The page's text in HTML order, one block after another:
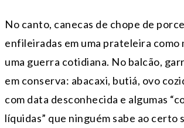
No canto, canecas de chope de
enfileiradas em uma prateleira como
uma guerra cotidiana. No balcão,
em conserva: abacaxi, butiá, ovo
com data desconhecida e algumas
líquidas” que ninguém sabe ao certo